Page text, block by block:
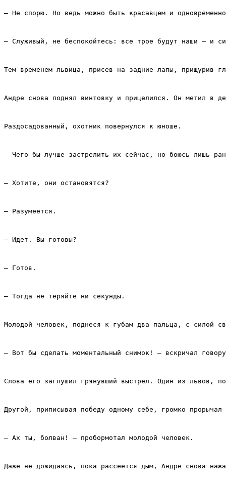
– Не спорю. Но ведь можно быть красавцем и
– Служивый, не беспокойтесь: все трое будут наши – и
Тем временем львица, присев на задние лапы, прищурив
Андре снова поднял винтовку и прицелился. Он метил в
Раздосадованный, охотник повернулся к юноше.
– Чего бы лучше застрелить их сейчас, но боюсь лишь
– Хотите, они остановятся?
– Разумеется.
– Идет. Вы готовы?
– Готов.
– Тогда не теряйте ни секунды.
Молодой человек, поднеся к губам два пальца, с силой
– Вот бы сделать моментальный снимок! – вскричал
Слова его заглушил грянувший выстрел. Один из львов,
Другой, приписывая победу одному себе, громко
– Ах ты, болван! – пробормотал молодой человек.
Даже не дожидаясь, пока рассеется дым, Андре снова